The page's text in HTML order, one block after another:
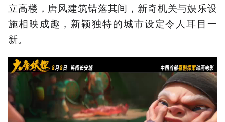
立高楼，唐风建筑错落其间，新奇机关与娱乐设
施相映成趣，新颖独特的城市设定令人耳目一
新。